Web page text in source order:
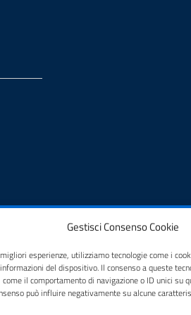
Gestisci Consenso Cookie
esperienze, utilizziamo tecnologie come i
del dispositivo. Il consenso a queste
il comportamento di navigazione o ID unici su
può influire negativamente su alcune